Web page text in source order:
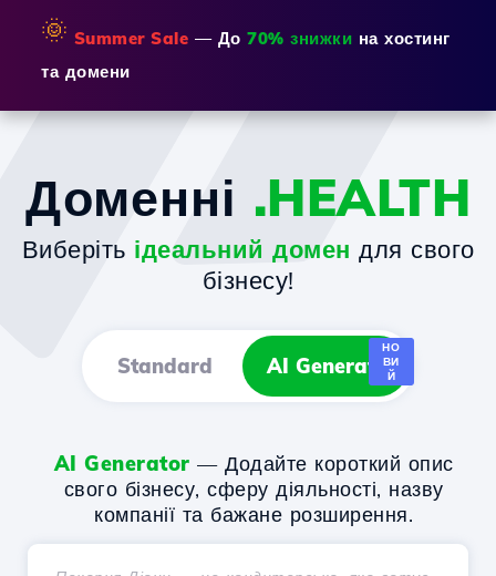
🌞 Summer Sale — До 70% знижки на хостинг
та домени
Доменні .HEALTH
Виберіть ідеальний домен для свого
бізнесу!
Standard AI Generator
НО
ВИ
Й
AI Generator — Додайте короткий опис
свого бізнесу, сферу діяльності, назву
компанії та бажане розширення.